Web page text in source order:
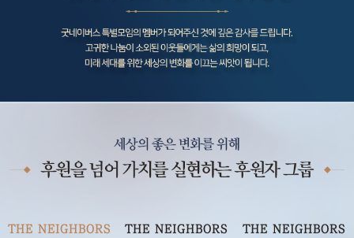
THE NEIGHBORS
THE NEIGHBORS
THE NEIGHBORS